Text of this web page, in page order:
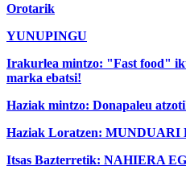
Orotarik
YUNUPINGU
Irakurlea mintzo: "Fast food"
marka ebatsi!
Haziak mintzo: Donapaleu
Haziak Loratzen: MUNDUARI
Itsas Bazterretik: NAHIERA